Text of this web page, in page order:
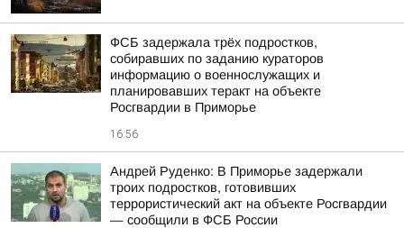
ФСБ задержала трёх подростков,
собиравших по заданию кураторов
информацию о военнослужащих и
планировавших теракт на объекте
Росгвардии в Приморье
16:56
Андрей Руденко: В Приморье задержали
троих подростков, готовивших
террористический акт на объекте Росгвардии
— сообщили в ФСБ России